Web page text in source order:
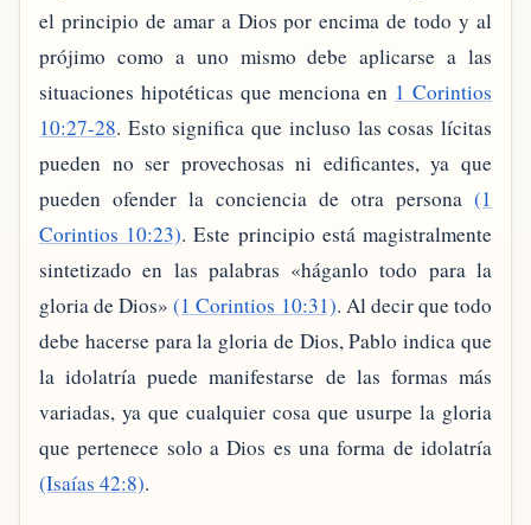
el principio de amar a Dios por encima de todo y al
prójimo como a uno mismo debe aplicarse a las
situaciones hipotéticas que menciona en 1 Corintios
10:27-28. Esto significa que incluso las cosas lícitas
pueden no ser provechosas ni edificantes, ya que
pueden ofender la conciencia de otra persona (1
Corintios 10:23). Este principio está magistralmente
sintetizado en las palabras «háganlo todo para la
gloria de Dios»(1 Corintios 10:31). Al decir que todo
debe hacerse para la gloria de Dios, Pablo indica que
la idolatría puede manifestarse de las formas más
variadas, ya que cualquier cosa que usurpe la gloria
que pertenece solo a Dios es una forma de idolatría
(Isaías 42:8).